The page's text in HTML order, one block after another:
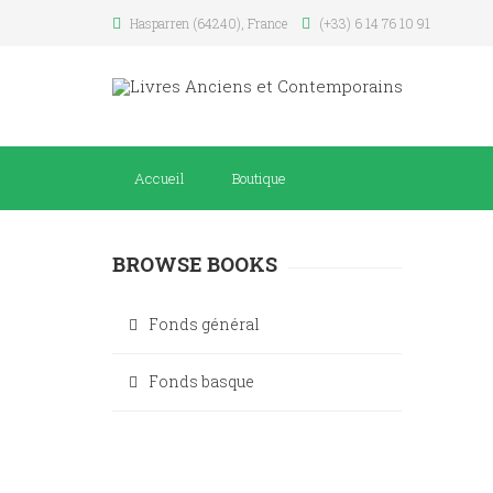
Hasparren (64240), France (+33) 6 14 76 10 91
Accueil Boutique
BROWSE BOOKS
Fonds général
Fonds basque